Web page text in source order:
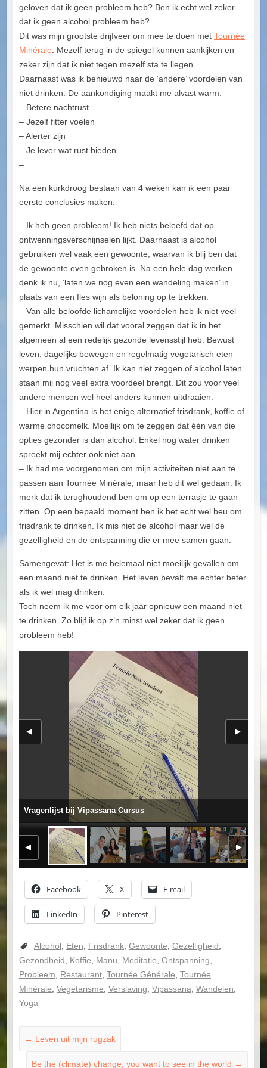
geloven dat ik geen probleem heb? Ben ik echt wel zeker
dat ik geen alcohol probleem heb?
Dit was mijn grootste drijfveer om mee te doen met Tournée
Minérale . Mezelf terug in de spiegel kunnen aankijken en
zeker zijn dat ik niet tegen mezelf sta te liegen.
Daarnaast was ik benieuwd naar de ‘andere’ voordelen van
niet drinken. De aankondiging maakt me alvast warm:
– Betere nachtrust
– Jezelf fitter voelen
– Alerter zijn
– Je lever wat rust bieden
– …
Na een kurkdroog bestaan van 4 weken kan ik een paar
eerste conclusies maken:
– Ik heb geen probleem! Ik heb niets beleefd dat op
ontwenningsverschijnselen lijkt. Daarnaast is alcohol
gebruiken wel vaak een gewoonte, waarvan ik blij ben dat
de gewoonte even gebroken is. Na een hele dag werken
denk ik nu, ‘laten we nog even een wandeling maken’ in
plaats van een fles wijn als beloning op te trekken.
– Van alle beloofde lichamelijke voordelen heb ik niet veel
gemerkt. Misschien wil dat vooral zeggen dat ik in het
algemeen al een redelijk gezonde levensstijl heb. Bewust
leven, dagelijks bewegen en regelmatig vegetarisch eten
werpen hun vruchten af. Ik kan niet zeggen of alcohol laten
staan mij nog veel extra voordeel brengt. Dit zou voor veel
andere mensen wel heel anders kunnen uitdraaien.
– Hier in Argentina is het enige alternatief frisdrank, koffie of
warme chocomelk. Moeilijk om te zeggen dat één van die
opties gezonder is dan alcohol. Enkel nog water drinken
spreekt mij echter ook niet aan.
– Ik had me voorgenomen om mijn activiteiten niet aan te
passen aan Tournée Minérale, maar heb dit wel gedaan. Ik
merk dat ik terughoudend ben om op een terrasje te gaan
zitten. Op een bepaald moment ben ik het echt wel beu om
frisdrank te drinken. Ik mis niet de alcohol maar wel de
gezelligheid en de ontspanning die er mee samen gaan.
Samengevat: Het is me helemaal niet moeilijk gevallen om
een maand niet te drinken. Het leven bevalt me echter beter
als ik wel mag drinken.
Toch neem ik me voor om elk jaar opnieuw een maand niet
te drinken. Zo blijf ik op z’n minst wel zeker dat ik geen
probleem heb!
Vragenlijst bij Vipassana Cursus
Facebook X E-mail
LinkedIn Pinterest
Alcohol Eten Frisdrank, Gewoonte Gezelligheid
Gezondheid
Koffie Manu Meditatie Ontspanning
Probleem
Restaurant, Tournée Générale Tournée
Minérale Vegetarisme Verslaving Vipassana Wandelen
Yoga
← Leven uit mijn rugzak
Be the (climate) change, you want to see in the world →